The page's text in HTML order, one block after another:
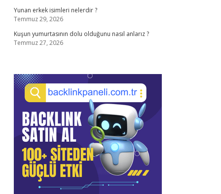
Yunan erkek isimleri nelerdir ?
Temmuz 29, 2026
Kuşun yumurtasının dolu olduğunu nasıl anlarız ?
Temmuz 27, 2026